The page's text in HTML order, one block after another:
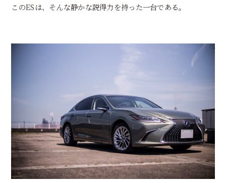
このESは、そんな静かな説得力を持った一台である。